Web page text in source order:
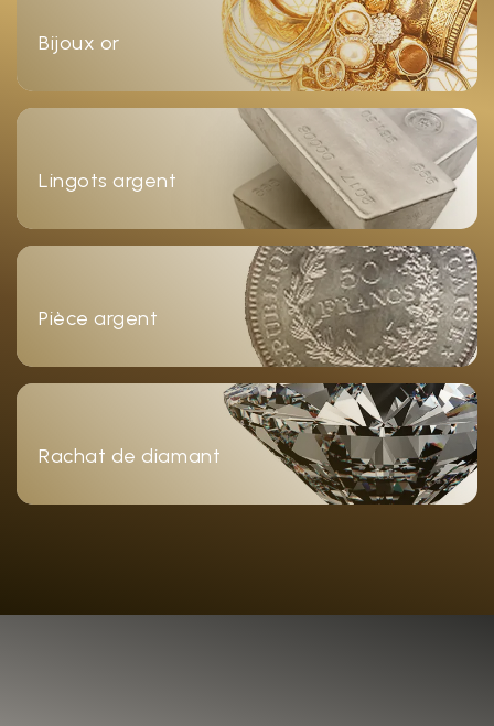
Bijoux or
Lingots argent
Pièce argent
Rachat de diamant